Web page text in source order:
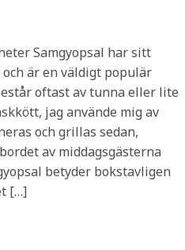
Samgyopsal har sitt
är en väldigt populär
oftast av tunna eller lite
jag använde mig av
och grillas sedan,
av middagsgästerna
betyder bokstavligen
[…]